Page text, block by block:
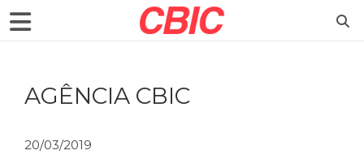
AGÊNCIA CBIC
20/03/2019